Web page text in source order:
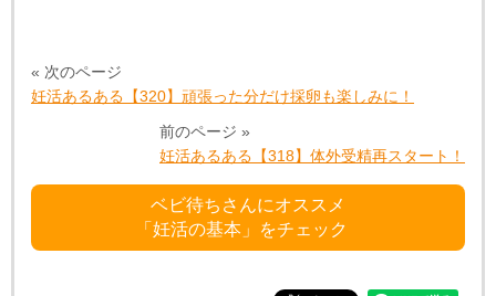
« 次のページ
妊活あるある【320】頑張った分だけ採卵も楽しみに！
前のページ »
妊活あるある【318】体外受精再スタート！
ベビ待ちさんにオススメ
「妊活の基本」をチェック